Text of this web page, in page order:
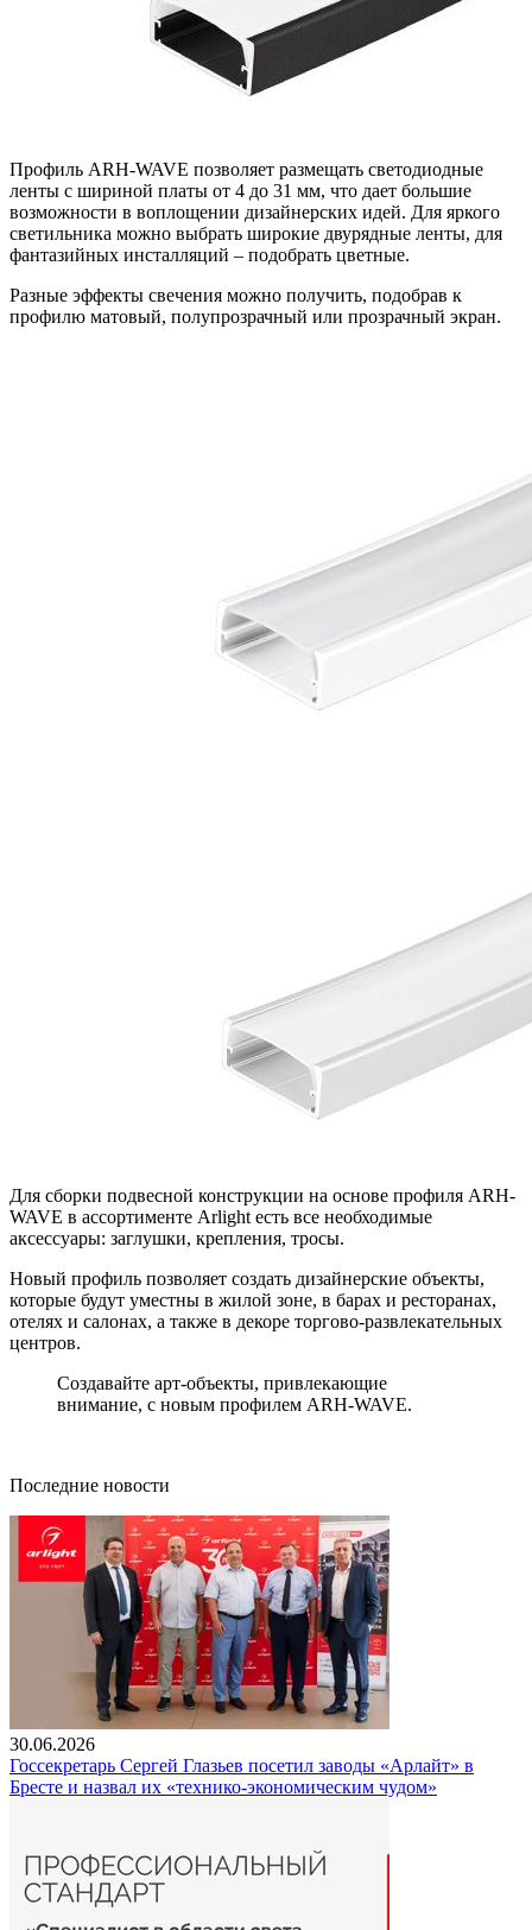
Профиль ARH-WAVE позволяет размещать светодиодные
ленты с шириной платы от 4 до 31 мм, что дает большие
возможности в воплощении дизайнерских идей. Для яркого
светильника можно выбрать широкие двурядные ленты, для
фантазийных инсталляций – подобрать цветные.
Разные эффекты свечения можно получить, подобрав к
профилю матовый, полупрозрачный или прозрачный экран.
Для сборки подвесной конструкции на основе профиля ARH-
WAVE в ассортименте Arlight есть все необходимые
аксессуары: заглушки, крепления, тросы.
Новый профиль позволяет создать дизайнерские объекты,
которые будут уместны в жилой зоне, в барах и ресторанах,
отелях и салонах, а также в декоре торгово-развлекательных
центров.
Создавайте арт-объекты, привлекающие
внимание, с новым профилем ARH-WAVE.
Последние новости
30.06.2026
Госсекретарь Сергей Глазьев посетил заводы «Арлайт» в
Бресте и назвал их «технико-экономическим чудом»